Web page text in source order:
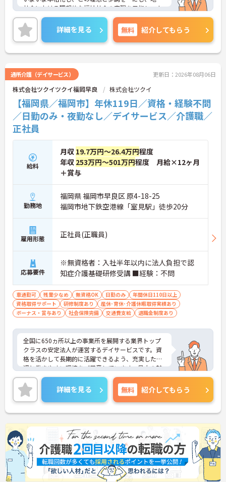
社会における理想的な福祉社会の実現を目指し、よ
り一層の努力を続けてくことを約束いたします。
詳細を見る 無料 紹介してもらう
通所介護（デイサービス） 更新日：2026年08月06日
株式会社ツクイツクイ福岡早良 株式会社ツクイ
【福岡県／福岡市】年休119日／資格・経験不問
／日勤のみ・夜勤なし／デイサービス／介護職／
正社員
給料
月収 19.7万円～26.4万円程度
年収 253万円～501万円程度 月給×12ヶ月
＋賞与
勤務地
福岡県 福岡市早良区 原4-18-25
福岡市地下鉄空港線「室見駅」徒歩20分
雇用形態 正社員(正職員)
応募要件
※無資格者：入社半年以内に法人負担で認
知症介護基礎研修受講 ■経験：不問
車通勤可 残業少なめ 無資格OK 日勤のみ
年間休日110日以上
資格取得サポート
研修制度あり
産休･育休･介護休暇取得実績あり
ボーナス・賞与あり
社会保険完備 交通費支給 退職金制度あり
全国に650ヵ所以上の事業所を展開する業界トップ
クラスの安定法人が運営するデイサービスです。資
格を活かして長期的に活躍できるよう、充実した待
遇と働きやすい環境をご用意しています。最大の魅
力は夜勤なしの日勤のみで年間休日は119日しっか
り確保できる点にあります。毎月付与されるリフレ
ッシュ休暇を利用して連休の取得も可能です。ま
た、子育てサポート企業として「くるみん認定」を
取得しており、こども休暇や充実した扶養手当など
ご家庭との両立を後押しする制度が整っています。
入社後1年間は専用のチューターがつき手厚くフォ
ローするため、新しい環境への不安を軽減できま
す。最大185万円の賞与支給の実績や、宿泊費補助
等の独自の福利厚生制度も備わっており、有資格者
の方がご自身の個性を大切にしながらやりがいを持
って働き続けられるおすすめの職場です。
詳細を見る 無料 紹介してもらう